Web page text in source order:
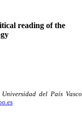
reading of the
del País Vasco.